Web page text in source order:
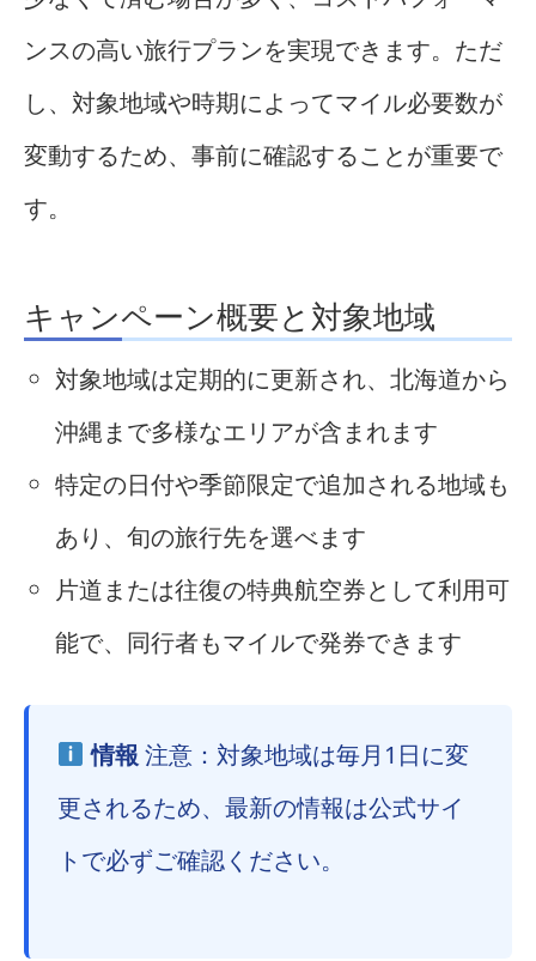
ンスの高い旅行プランを実現できます。ただ
し、対象地域や時期によってマイル必要数が
変動するため、事前に確認することが重要で
す。
キャンペーン概要と対象地域
対象地域は定期的に更新され、北海道から
沖縄まで多様なエリアが含まれます
特定の日付や季節限定で追加される地域も
あり、旬の旅行先を選べます
片道または往復の特典航空券として利用可
能で、同行者もマイルで発券できます
情報 注意：対象地域は毎月1日に変
更されるため、最新の情報は公式サイ
トで必ずご確認ください。